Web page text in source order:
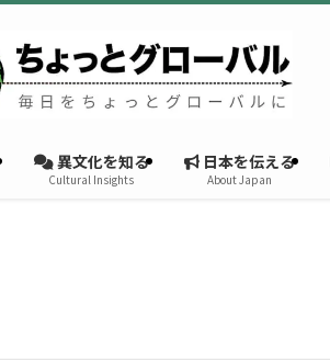
異文化を知る
Cultural Insights
日本を伝える
About Japan